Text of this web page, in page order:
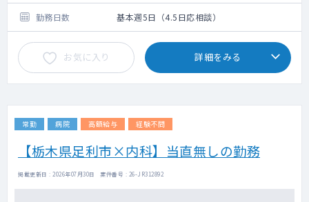
勤務日数 基本週5日（4.5日応相談）
お気に入り 詳細をみる
常勤 病院 高額給与 経験不問
【栃木県足利市×内科】当直無しの勤務
掲載更新日 : 2026年07月30日 案件番号 : 26-JR312892